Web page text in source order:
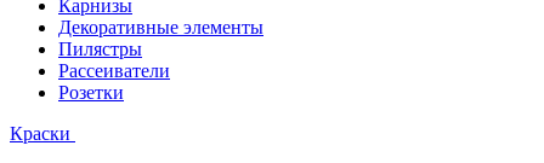
Карнизы
Декоративные элементы
Пилястры
Рассеиватели
Розетки
Краски